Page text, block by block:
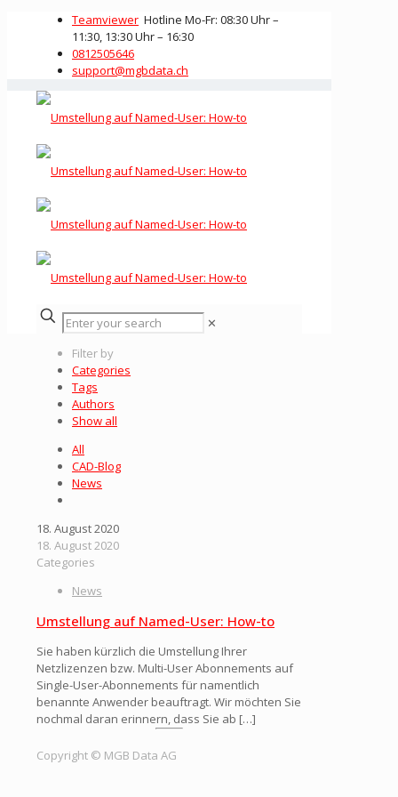
Teamviewer Hotline Mo-Fr: 08:30 Uhr –
11:30, 13:30 Uhr – 16:30
0812505646
support@mgbdata.ch
✕
Filter by
Categories
Tags
Authors
Show all
All
CAD-Blog
News
18. August 2020
18. August 2020
Categories
News
Umstellung auf Named-User: How-to
Sie haben kürzlich die Umstellung Ihrer
Netzlizenzen bzw. Multi-User Abonnements auf
Single-User-Abonnements für namentlich
benannte Anwender beauftragt. Wir möchten Sie
nochmal daran erinnern, dass Sie ab […]
Copyright © MGB Data AG